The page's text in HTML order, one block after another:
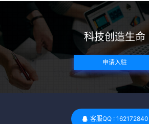
带任何可传染给受卵者的病原体。 药物与
要是非尼古丁使用者、非吸烟者、非吸毒
影响卵子质量的药物，如某些精神药物和
心理标准 学历要求：部分卵子库对捐赠者
但这并非普遍标准。一些卵子库可能更倾
育的女性作为捐赠者，但这并不是绝对的
评估：捐赠者需要进行心理状态评估，以
于确保捐赠者在捐赠过程中保持积极的心
科技创造生命
申请入驻
客服QQ : 162172840